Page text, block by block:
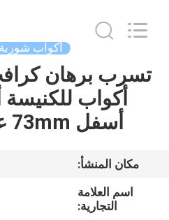
منزل،
معلومات
Protection
Technology
Rights
Reserved.
أكواب
تسرب برهان
أسفل 73mm عالية 86mm
مكان المنشأ:
اسم العلامة
التجارية: